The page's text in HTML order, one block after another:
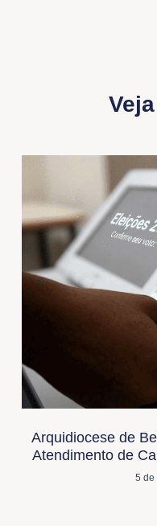
Arquidiocese de
Atendimento de
5 de